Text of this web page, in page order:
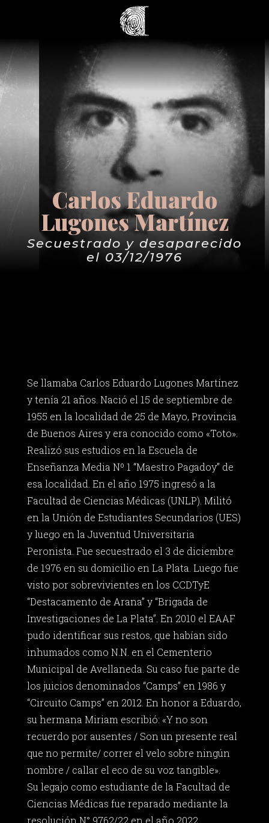
Carlos Eduardo
Lugones Martínez
Secuestrado y desaparecido
el 03/12/1976
Se llamaba Carlos Eduardo Lugones Martínez
y tenía 21 años. Nació el 15 de septiembre de
1955 en la localidad de 25 de Mayo, Provincia
de Buenos Aires y era conocido como «Toto».
Realizó sus estudios en la Escuela de
Enseñanza Media Nº 1 “Maestro Pagadoy” de
esa localidad. En el año 1975 ingresó a la
Facultad de Ciencias Médicas (UNLP). Militó
en la Unión de Estudiantes Secundarios (UES)
y luego en la Juventud Universitaria
Peronista. Fue secuestrado el 3 de diciembre
de 1976 en su domicilio en La Plata. Luego fue
visto por sobrevivientes en los CCDTyE
“Destacamento de Arana” y “Brigada de
Investigaciones de La Plata”. En 2010 el EAAF
pudo identificar sus restos, que habían sido
inhumados como N.N. en el Cementerio
Municipal de Avellaneda. Su caso fue parte de
los juicios denominados “Camps” en 1986 y
“Circuito Camps” en 2012. En honor a Eduardo,
su hermana Miriam escribió: «Y no son
recuerdo por ausentes / Son un presente real
que no permite/ correr el velo sobre ningún
nombre / callar el eco de su voz tangible».
Su legajo como estudiante de la Facultad de
Ciencias Médicas fue reparado mediante la